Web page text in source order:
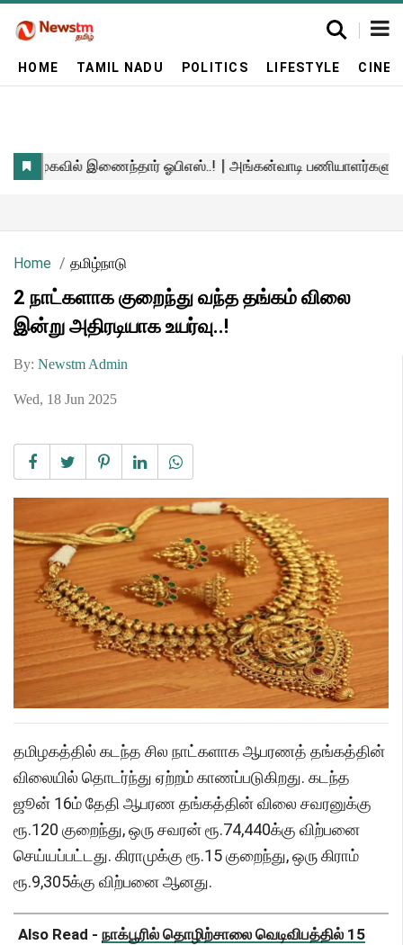
HOME TAMIL NADU POLITICS LIFESTYLE
Home தமிழ்நாடு
2 நாட்களாக குறைந்து வந்த தங்கம் விலை
இன்று அதிரடியாக உயர்வு..!
By: Newstm Admin
Wed, 18 Jun 2025
தமிழகத்தில் கடந்த சில நாட்களாக ஆபரணத் தங்கத்தின்
விலையில் தொடர்ந்து ஏற்றம் காணப்படுகிறது. கடந்த
ஜூன் 16ம் தேதி ஆபரண தங்கத்தின் விலை சவரனுக்கு
ரூ.120 குறைந்து, ஒரு சவரன் ரூ.74,440க்கு விற்பனை
செய்யப்பட்டது. கிராமுக்கு ரூ.15 குறைந்து, ஒரு கிராம்
ரூ.9,305க்கு விற்பனை ஆனது.
Also Read - நாக்பூரில் தொழிற்சாலை வெடிவிபத்தில் 15